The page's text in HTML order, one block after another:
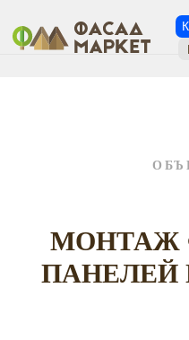
Монтаж ИИ
МОНТАЖ
ПАНЕЛЕЙ